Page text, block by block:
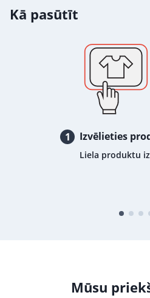
Kā pasūtīt
1 Izvēlieties
Liela produktu
Mūsu